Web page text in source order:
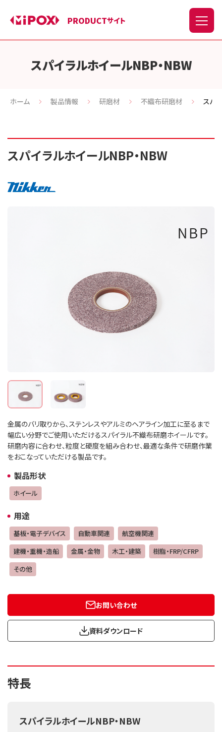
PRODUCTサイト
スパイラルホイールNBP・NBW
ホーム 製品情報 研磨材 不織布研磨材 スパ
スパイラルホイールNBP・NBW
金属のバリ取りから、ステンレスやアルミのヘアライン加工に至るまで
幅広い分野でご使用いただけるスパイラル不織布研磨ホイールです。
研磨内容に合わせ、粒度と硬度を組み合わせ、最適な条件で研磨作業
をおこなっていただける製品です。
製品形状
ホイール
用途
基板・電子デバイス 自動車関連
航空機関連
建機・重機・造船
金属・金物 木工・建築
樹脂・FRP/CFRP
その他
お問い合わせ
資料ダウンロード
特長
スパイラルホイールNBP・NBW